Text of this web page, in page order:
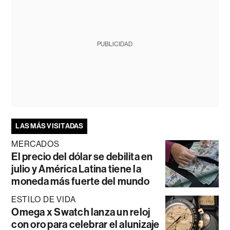
PUBLICIDAD
LAS MÁS VISITADAS
MERCADOS
El precio del dólar se debilita en
julio y América Latina tiene la
moneda más fuerte del mundo
ESTILO DE VIDA
Omega x Swatch lanza un reloj
con oro para celebrar el alunizaje